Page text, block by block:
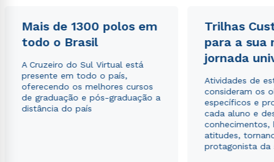
Mais de 1300 polos em
todo o Brasil
A Cruzeiro do Sul Virtual está
presente em todo o país,
oferecendo os melhores cursos
de graduação e pós-graduação a
distância do país
Trilhas
para a sua
jornada
Atividades de
consideram os
específicos e
cada aluno e
conhecimentos,
atitudes,
protagonista da